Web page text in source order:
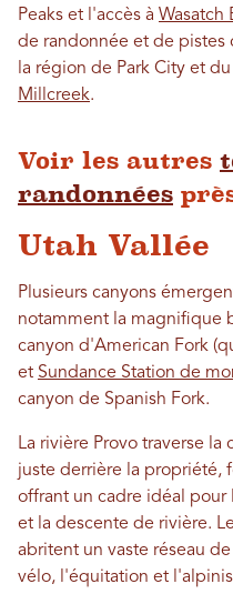
Peaks et l'accès à Wasatch
de randonnée et de pistes
la région de Park City et
Millcreek.
Voir les autres
randonnées
Utah Vallée
Plusieurs canyons
notamment la magnifique
canyon d'American Fork
et Sundance Station de
canyon de Spanish Fork.
La rivière Provo traverse
juste derrière la propriété,
offrant un cadre idéal pour
et la descente de rivière.
abritent un vaste réseau
vélo, l'équitation et